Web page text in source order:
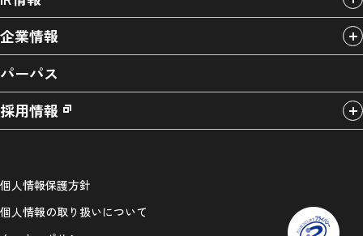
企業情報
パーパス
採用情報
個人情報保護方針
個人情報の取り扱いについて